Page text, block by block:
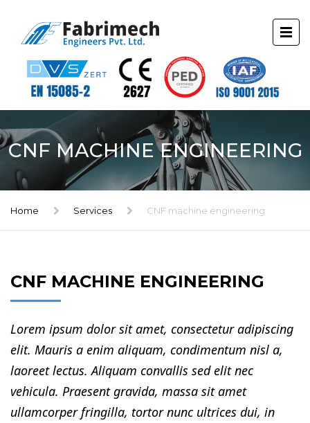
CNF MACHINE ENGINEERING
Home Services CNF machine engineering
CNF MACHINE ENGINEERING
Lorem ipsum dolor sit amet, consectetur adipiscing
elit. Mauris a enim aliquam, condimentum nisl a,
laoreet lectus. Aliquam convallis sed elit nec
vehicula. Praesent gravida, massa sit amet
ullamcorper fringilla, tortor nunc ultrices dui, in